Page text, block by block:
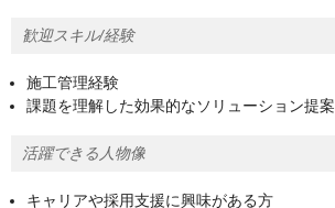
歓迎スキル/経験
施工管理経験
課題を理解した効果的なソリューション提案
活躍できる人物像
キャリアや採用支援に興味がある方